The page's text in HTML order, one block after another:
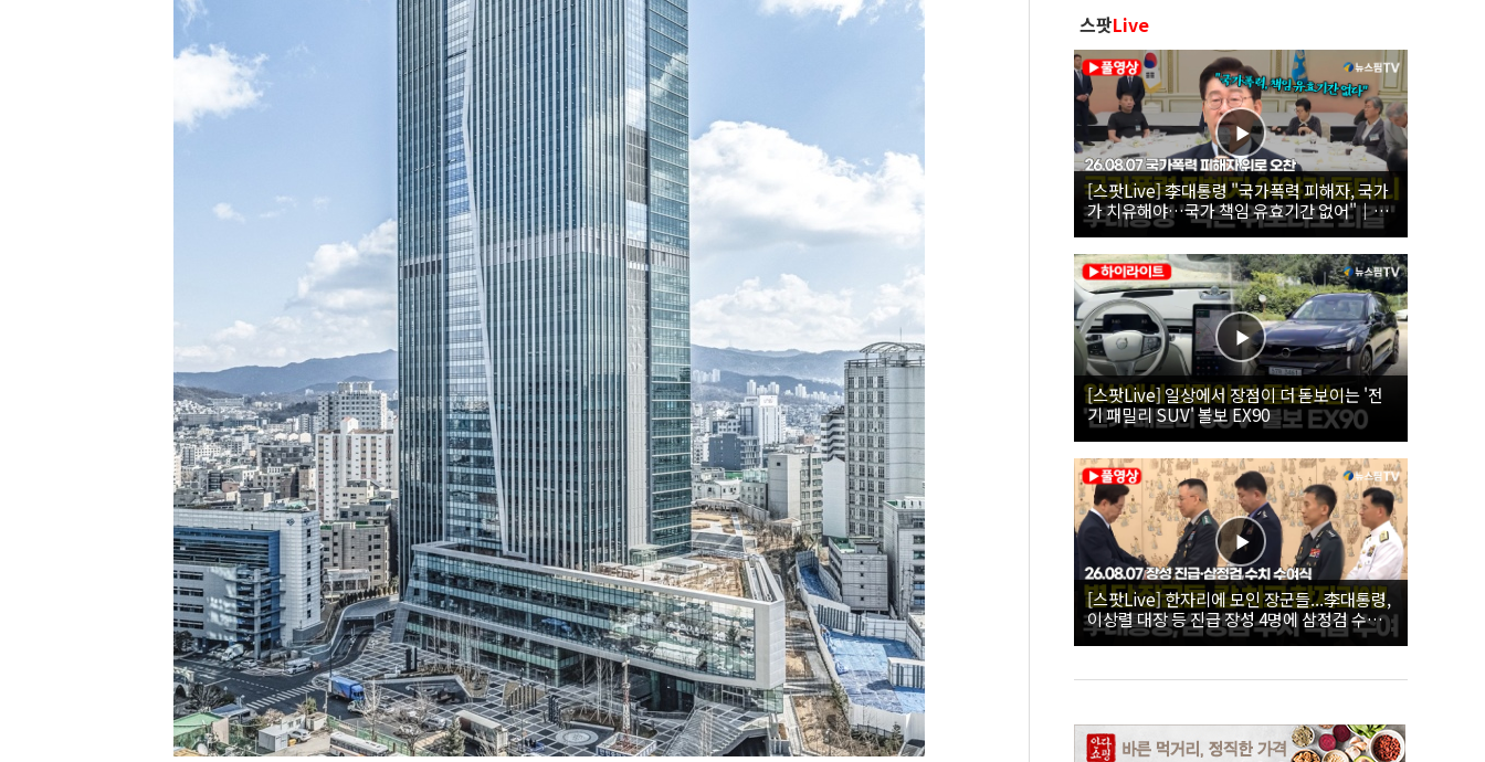
스팟Live
[스팟Live] 李대통령 "국가폭력 피해자, 국가
가 치유해야…국가 책임 유효기간 없어"｜
26.08.07 국가폭력 피해자 위로 오찬
[스팟Live] 일상에서 장점이 더 돋보이는 '전
기 패밀리 SUV' 볼보 EX90
[스팟Live] 한자리에 모인 장군들...李대통령,
이상렬 대장 등 진급 장성 4명에 삼정검 수치
직접 수여｜26.08.07 장성 진급·삼정검 수치